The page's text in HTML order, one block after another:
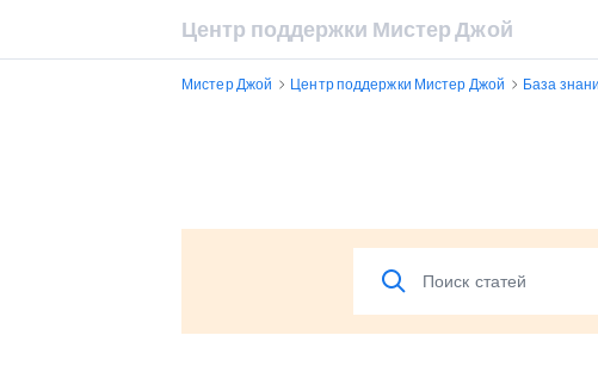
Центр поддержки Мистер Джой
Мистер Джой Центр поддержки Мистер Джой База